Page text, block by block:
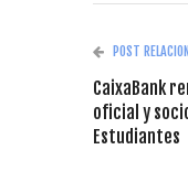
POST
CaixaBank
oficial y
Estudiantes